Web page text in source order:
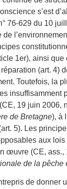
s’est
76-629 du 10
1er), ainsi que
(art. 4)
Toutefois, la
insuffisamment
19 juin 2006,
de Bretagne), à
5). Les
aux lois
œuvre (CE, ass.,
de la pêche
de donner